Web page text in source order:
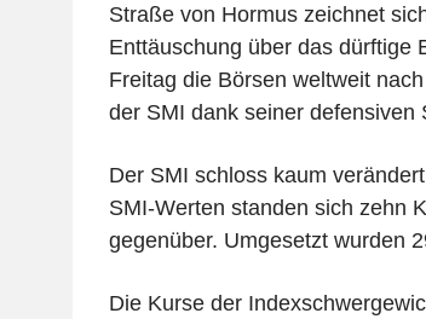
Straße von Hormus zeichnet
Enttäuschung über das dürftige
Freitag die Börsen weltweit
der SMI dank seiner defensiven
Der SMI schloss kaum
SMI-Werten standen sich zehn
gegenüber. Umgesetzt wurden
Die Kurse der